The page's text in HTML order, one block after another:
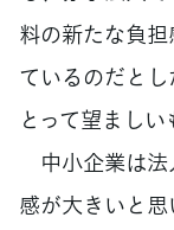
料の新たな負
ているのだと
とって望ましい
中小企業は法
感が大きいと